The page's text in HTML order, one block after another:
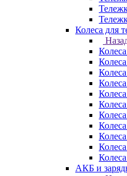
Колеса для
АКБ и